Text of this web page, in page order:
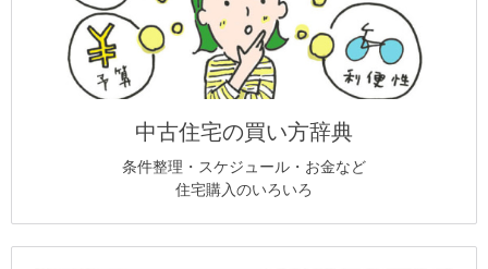
中古住宅の買い方辞典
条件整理・スケジュール・お金など
住宅購入のいろいろ